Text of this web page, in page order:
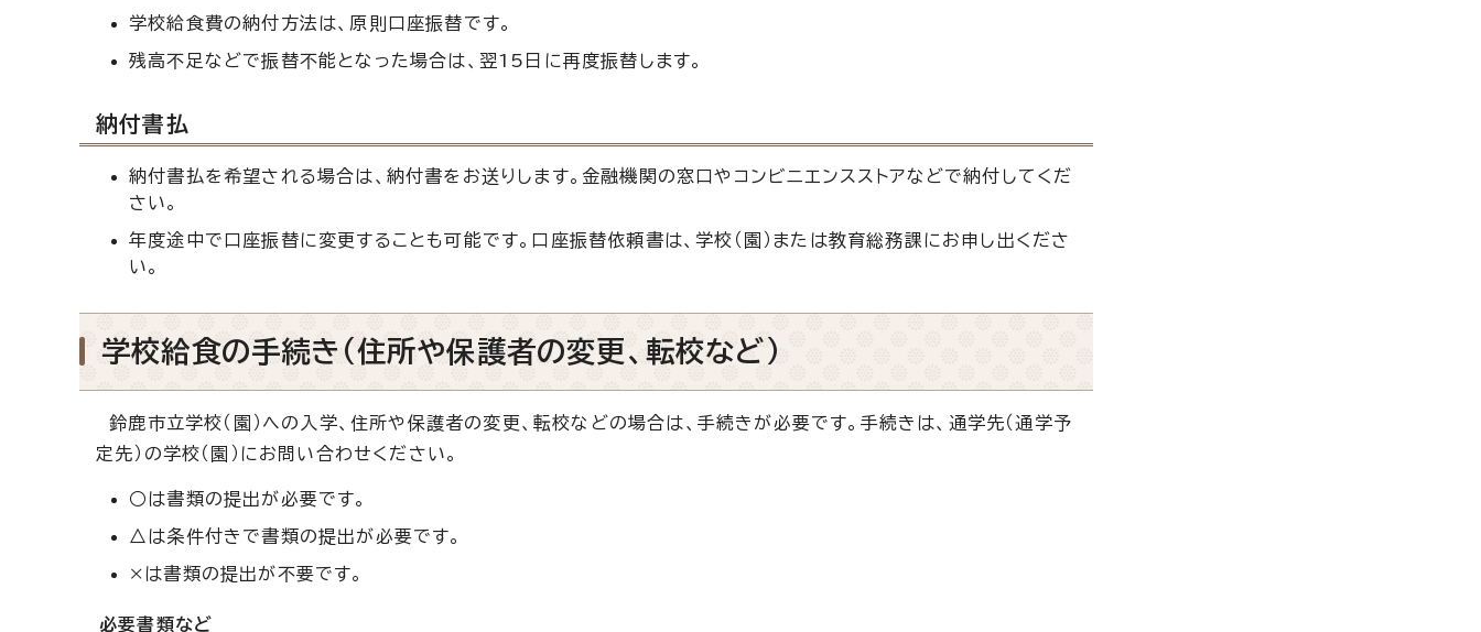
学校給食費の納付方法は、原則口座振替です。
残高不足などで振替不能となった場合は、翌15日に再度振替します。
納付書払
納付書払を希望される場合は、納付書をお送りします。金融機関の窓口やコンビニエンスストアなどで納付してくだ
さい。
年度途中で口座振替に変更することも可能です。口座振替依頼書は、学校（園）または教育総務課にお申し出くださ
い。
学校給食の手続き（住所や保護者の変更、転校など）
鈴鹿市立学校（園）への入学、住所や保護者の変更、転校などの場合は、手続きが必要です。手続きは、通学先（通学予
定先）の学校（園）にお問い合わせください。
○は書類の提出が必要です。
△は条件付きで書類の提出が必要です。
×は書類の提出が不要です。
必要書類など